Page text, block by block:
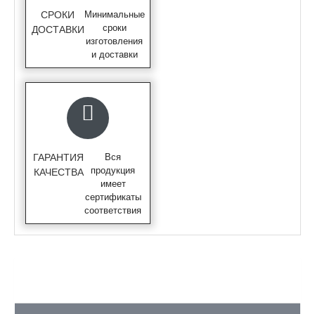
СРОКИ
ДОСТАВКИ
Минимальные
сроки
изготовления
и доставки
ГАРАНТИЯ
КАЧЕСТВА
Вся
продукция
имеет
сертификаты
соответствия